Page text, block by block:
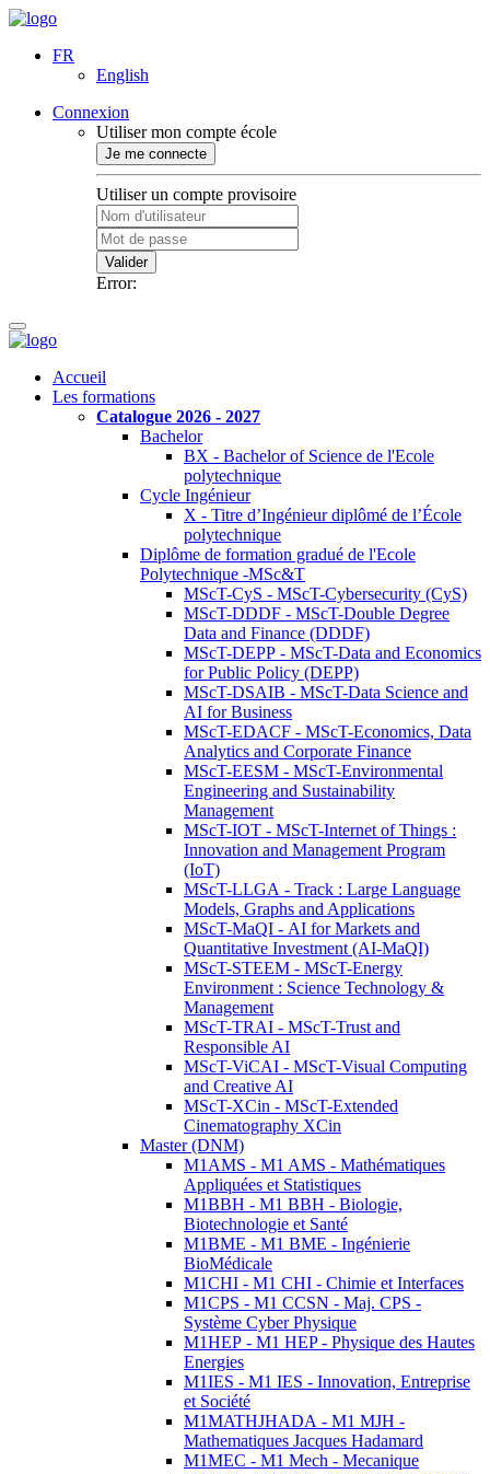
FR
English
Connexion
Utiliser mon compte école
Je me connecte
Utiliser un compte provisoire
Valider
Error:
Accueil
Les formations
Catalogue 2026 - 2027
Bachelor
BX - Bachelor of Science de l'Ecole
polytechnique
Cycle Ingénieur
X - Titre d’Ingénieur diplômé de l’École
polytechnique
Diplôme de formation gradué de l'Ecole
Polytechnique -MSc&T
MScT-CyS - MScT-Cybersecurity (CyS)
MScT-DDDF - MScT-Double Degree
Data and Finance (DDDF)
MScT-DEPP - MScT-Data and Economics
for Public Policy (DEPP)
MScT-DSAIB - MScT-Data Science and
AI for Business
MScT-EDACF - MScT-Economics, Data
Analytics and Corporate Finance
MScT-EESM - MScT-Environmental
Engineering and Sustainability
Management
MScT-IOT - MScT-Internet of Things :
Innovation and Management Program
(IoT)
MScT-LLGA - Track : Large Language
Models, Graphs and Applications
MScT-MaQI - AI for Markets and
Quantitative Investment (AI-MaQI)
MScT-STEEM - MScT-Energy
Environment : Science Technology &
Management
MScT-TRAI - MScT-Trust and
Responsible AI
MScT-ViCAI - MScT-Visual Computing
and Creative AI
MScT-XCin - MScT-Extended
Cinematography XCin
Master (DNM)
M1AMS - M1 AMS - Mathématiques
Appliquées et Statistiques
M1BBH - M1 BBH - Biologie,
Biotechnologie et Santé
M1BME - M1 BME - Ingénierie
BioMédicale
M1CHI - M1 CHI - Chimie et Interfaces
M1CPS - M1 CCSN - Maj. CPS -
Système Cyber Physique
M1HEP - M1 HEP - Physique des Hautes
Energies
M1IES - M1 IES - Innovation, Entreprise
et Société
M1MATHJHADA - M1 MJH -
Mathematiques Jacques Hadamard
M1MEC - M1 Mech - Mecanique